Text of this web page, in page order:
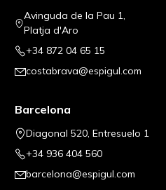
Avinguda de la Pau 1,
Platja d'Aro
+34 872 04 65 15
costabrava@espigul.com
Barcelona
Diagonal 520, Entresuelo 1
+34 936 404 560
barcelona@espigul.com